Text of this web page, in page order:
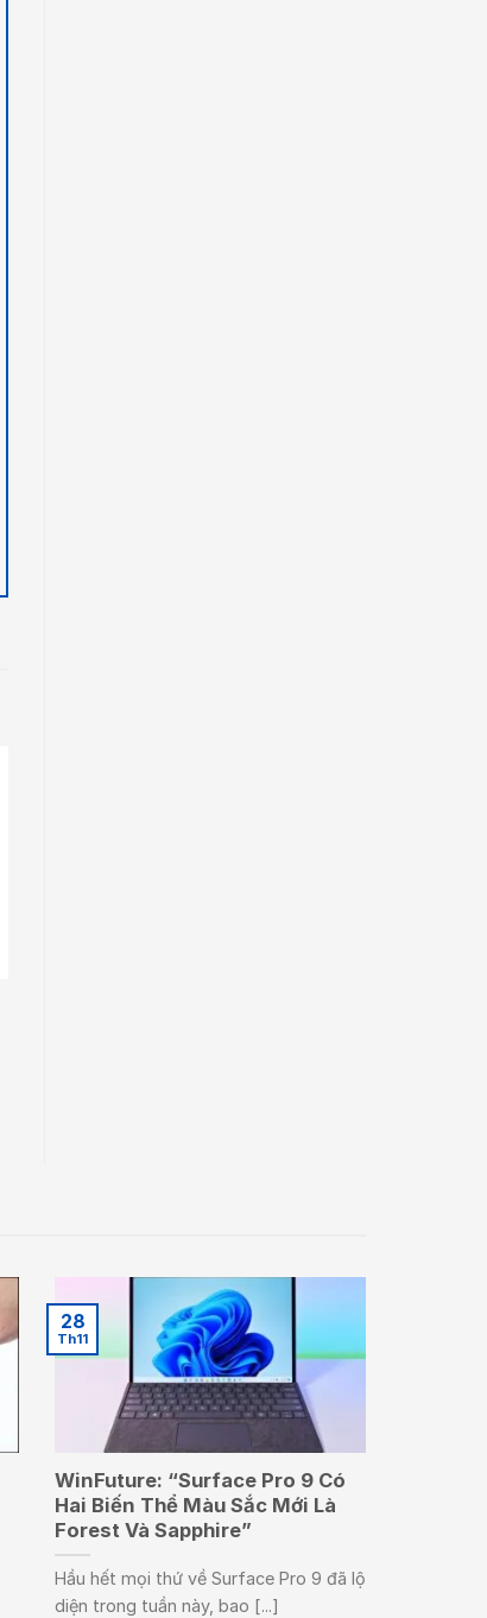
WinFuture: “Surface Pro 9 Có
Hai Biến Thể Màu Sắc Mới Là
Forest Và Sapphire”
Hầu hết mọi thứ về Surface Pro 9 đã lộ
diện trong tuần này, bao [...]
28
Th11